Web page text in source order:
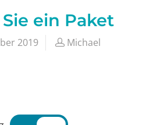
ein Paket
2019 Michael